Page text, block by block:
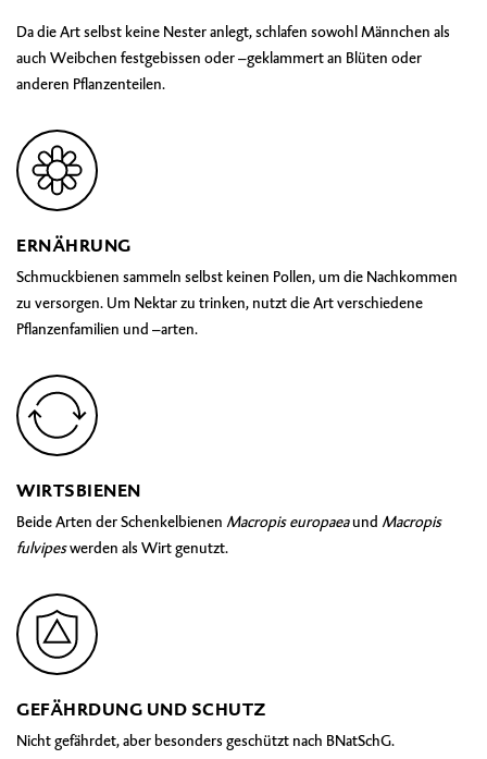
Da die Art selbst keine Nester anlegt, schlafen sowohl Männchen als
auch Weibchen festgebissen oder –geklammert an Blüten oder
anderen Pflanzenteilen.
ERNÄHRUNG
Schmuckbienen sammeln selbst keinen Pollen, um die Nachkommen
zu versorgen. Um Nektar zu trinken, nutzt die Art verschiedene
Pflanzenfamilien und –arten.
WIRTSBIENEN
Beide Arten der Schenkelbienen Macropis europaeaund Macropis
fulvipeswerden als Wirt genutzt.
GEFÄHRDUNG UND SCHUTZ
Nicht gefährdet, aber besonders geschützt nach BNatSchG.